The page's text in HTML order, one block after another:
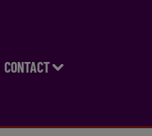
CONTACT